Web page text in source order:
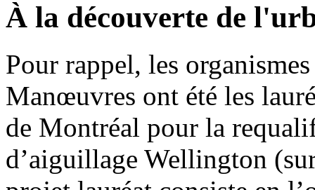
À la découverte de
Pour rappel, les
Manœuvres ont été les
de Montréal pour la
d’aiguillage Wellington